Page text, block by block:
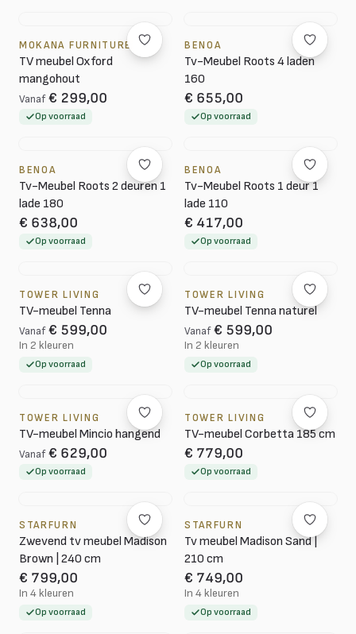
MOKANA FURNITURE
TV meubel Oxford
mangohout
Vanaf € 299,00
Op voorraad
BENOA
Tv-Meubel Roots 4 laden
160
€ 655,00
Op voorraad
BENOA
Tv-Meubel Roots 2 deuren 1
lade 180
€ 638,00
Op voorraad
BENOA
Tv-Meubel Roots 1 deur 1
lade 110
€ 417,00
Op voorraad
TOWER LIVING
TV-meubel Tenna
Vanaf € 599,00
In 2 kleuren
Op voorraad
TOWER LIVING
TV-meubel Tenna naturel
Vanaf € 599,00
In 2 kleuren
Op voorraad
TOWER LIVING
TV-meubel Mincio hangend
Vanaf € 629,00
Op voorraad
TOWER LIVING
TV-meubel Corbetta 185 cm
€ 779,00
Op voorraad
STARFURN
Zwevend tv meubel Madison
Brown | 240 cm
€ 799,00
In 4 kleuren
Op voorraad
STARFURN
Tv meubel Madison Sand |
210 cm
€ 749,00
In 4 kleuren
Op voorraad